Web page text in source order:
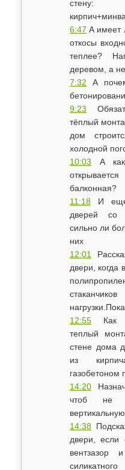
стену:
6:47 А имеет
откосы
теплее?
деревом, а
7:32 А
9:23
тёплый
дом
холодной
10:03 А как
балконная?
11:18 И еще
дверей со
сильно ли
них
12:01
двери, когда
12:55 Как
теплый
стене дома
из
газобетоном
14:20
чтоб не
14:38
двери, если
вентзазор